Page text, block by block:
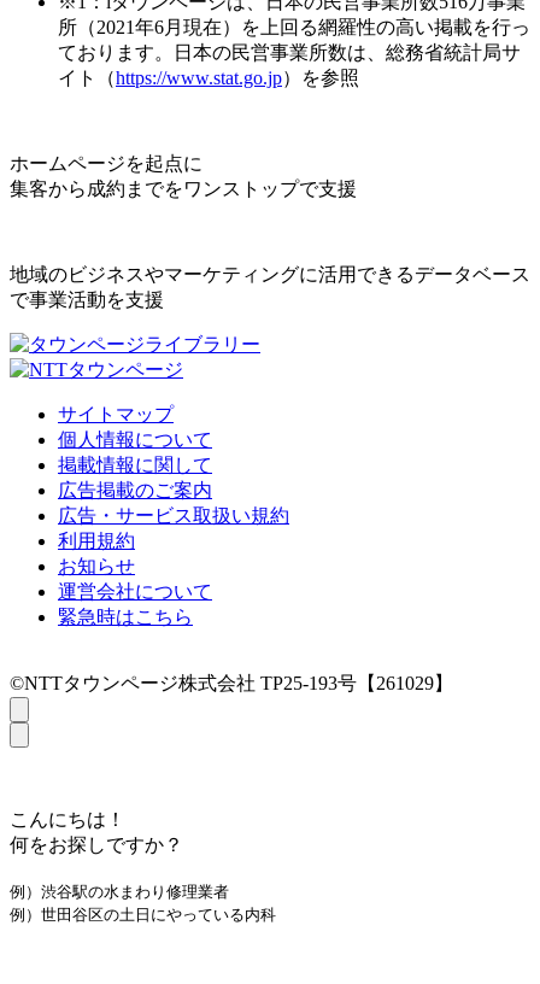
所（2021年6月現在）を上回る網羅性の高い掲載を行っ
ております。日本の民営事業所数は、総務省統計局サ
イト（https://www.stat.go.jp）を参照
ホームページを起点に
集客から成約までをワンストップで支援
地域のビジネスやマーケティングに活用できるデータベース
で事業活動を支援
サイトマップ
個人情報について
掲載情報に関して
広告掲載のご案内
広告・サービス取扱い規約
利用規約
お知らせ
運営会社について
緊急時はこちら
©NTTタウンページ株式会社 TP25-193号【261029】
こんにちは！
何をお探しですか？
例）渋谷駅の水まわり修理業者
例）世田谷区の土日にやっている内科